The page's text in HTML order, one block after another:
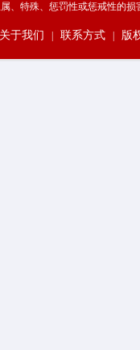
、特殊、惩罚性或惩戒性的损
关于我们 联系方式 版